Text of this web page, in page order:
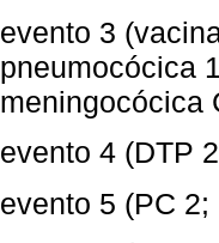
evento 3
pneumocócica
meningocócica
evento 4 (DTP
evento 5 (PC 2;